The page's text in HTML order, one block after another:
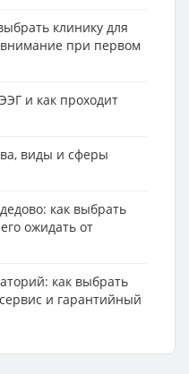
клинику для
при первом
и как проходит
виды и сферы
как выбрать
ожидать от
как выбрать
и гарантийный